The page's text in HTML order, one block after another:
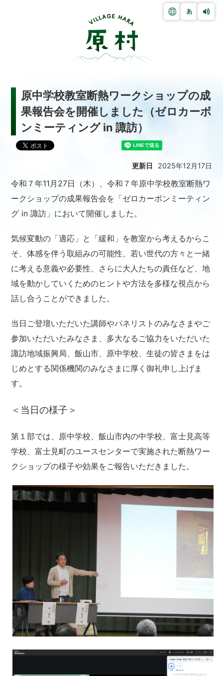
原中学校教室断熱ワークショップの成
果報告会を開催しました（ゼロカーボ
ンミーティング in 諏訪）
更新日 2025年12月17日
令和７年11月27日（木）、令和７年原中学校教室断熱ワ
ークショップの成果報告会を「ゼロカーボンミーティン
グ in 諏訪」において開催しました。
気候変動の「適応」と「緩和」を教室から考えるからこ
そ、体感を伴う取組みの可能性、若い世代の方々と一緒
に考える意義や必要性、さらに大人たちの責任など、地
域を動かしていくためのヒントや方法を多様な視点から
話し合うことができました。
当日ご登壇いただいた講師やパネリストのみなさまやご
参加いただいたみなさま、多大なるご協力をいただいた
諏訪地域振興局、飯山市、原中学校、生徒の皆さまをは
じめとする関係機関のみなさまに厚く御礼申し上げま
す。
＜当日の様子＞
第１部では、原中学校、飯山市内の中学校、富士見高等
学校、富士見町のユースセンターで実施された断熱ワー
クショップの様子や効果をご報告いただきました。